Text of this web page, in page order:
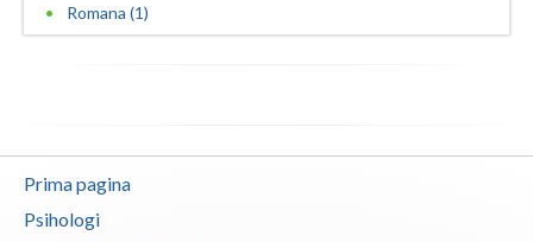
Romana (1)
Prima pagina
Psihologi